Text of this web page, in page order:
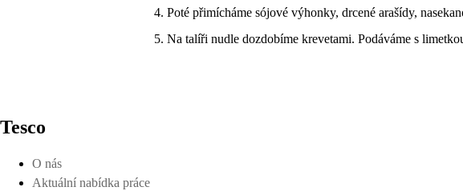
Poté přimícháme sójové výhonky, drcené arašídy,
Na talíři nudle dozdobíme krevetami. Podáváme s
Tesco
O nás
Aktuální nabídka práce